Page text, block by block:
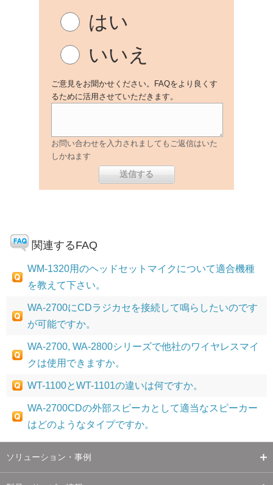
はい
いいえ
ご意見をお聞かせください。FAQをより良くす
るために活用させていただきます。
お問い合わせを入力されましてもご返信はいた
しかねます
関連するFAQ
WM-1320用のヘッドセットマイクについて適合機種
を教えて下さい。
WA-2700にCDラジカセを接続して鳴らしたいのです
が可能ですか。
WA-2700, WA-2800シリーズで他社のワイヤレスマイ
クは使用できますか。
WT-1100とWT-1101の違いは何ですか。
WA-2700CDの外部スピーカとして適当なスピーカー
はどのようなタイプですか。
ソリューション・事例